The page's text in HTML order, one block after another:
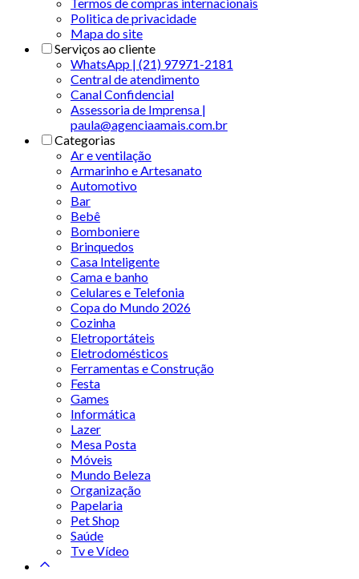
Politica de privacidade
Mapa do site
Serviços ao cliente
WhatsApp | (21) 97971-2181
Central de atendimento
Canal Confidencial
Assessoria de Imprensa |
paula@agenciaamais.com.br
Categorias
Ar e ventilação
Armarinho e Artesanato
Automotivo
Bar
Bebê
Bomboniere
Brinquedos
Casa Inteligente
Cama e banho
Celulares e Telefonia
Copa do Mundo 2026
Cozinha
Eletroportáteis
Eletrodomésticos
Ferramentas e Construção
Festa
Games
Informática
Lazer
Mesa Posta
Móveis
Mundo Beleza
Organização
Papelaria
Pet Shop
Saúde
Tv e Vídeo